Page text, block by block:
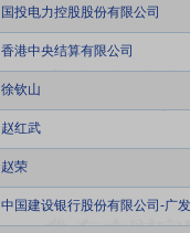
国投电力控股股份有限公司
香港中央结算有限公司
徐钦山
赵红武
赵荣
中国建设银行股份有限公司-广